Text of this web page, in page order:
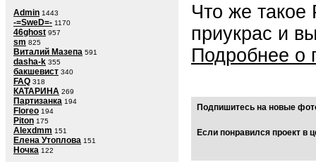
Admin 1443
-=SweD=- 1170
46ghost 957
sm 825
Виталий Мазепа 591
dasha-k 355
бакшевист 340
FAQ 318
КАТАРИНА 269
Партизанка 194
Floreo 194
Piton 175
Alexdmm 151
Елена Утоплова 151
Ночка 122
Что же такое
приукрас и
Подробнее о
Подпишитесь на новые
Если понравился проект в